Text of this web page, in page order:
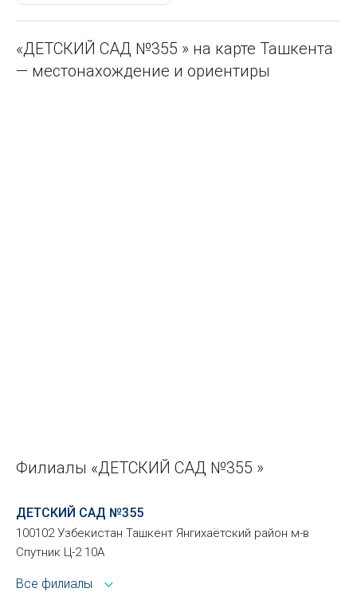
«ДЕТСКИЙ САД №355 » на карте Ташкента
— местонахождение и ориентиры
Филиалы «ДЕТСКИЙ САД №355 »
ДЕТСКИЙ САД №355
100102 Узбекистан Ташкент Янгихаётский район м-в
Спутник Ц-2 10А
Все филиалы